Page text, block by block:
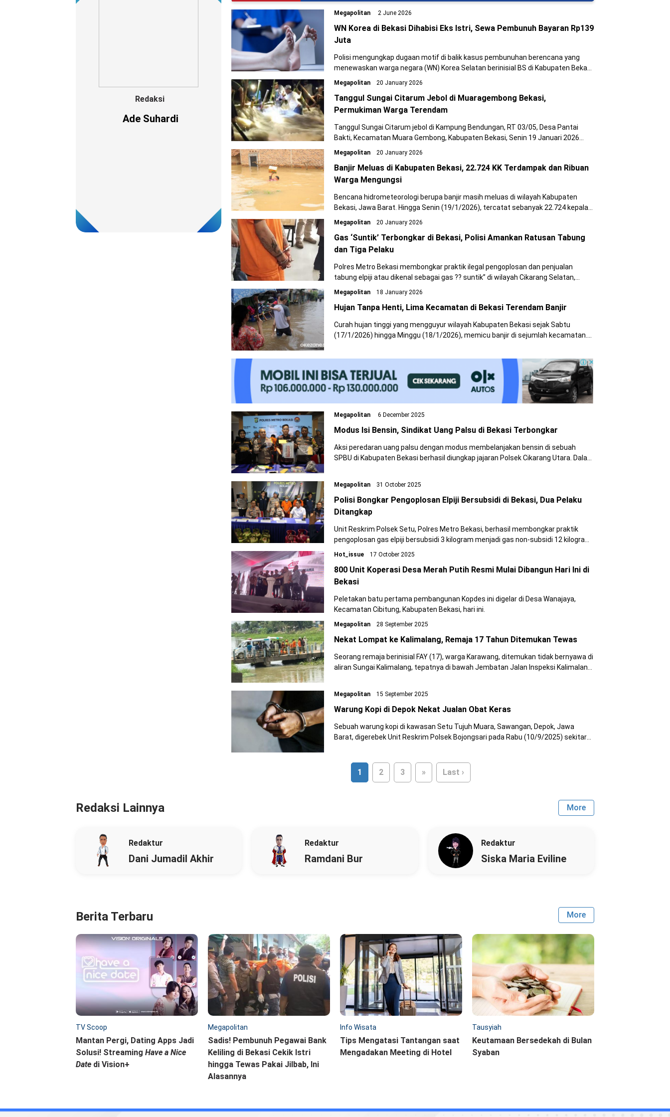
Redaksi
Ade Suhardi
Megapolitan 2 June 2026
WN Korea di Bekasi Dihabisi Eks Istri, Sewa Pembunuh Bayaran Rp139
Juta
Polisi mengungkap dugaan motif di balik kasus pembunuhan berencana yang
menewaskan warga negara (WN) Korea Selatan berinisial BS di Kabupaten Bekasi,
Jawa Barat. Penyidik menduga aksi tersebut dipicu konflik berkepanjangan
antara korban dan mantan istrinya, SJ, yang kini telah ditetapkan tersangka.
Megapolitan 20 January 2026
Tanggul Sungai Citarum Jebol di Muaragembong Bekasi,
Permukiman Warga Terendam
Tanggul Sungai Citarum jebol di Kampung Bendungan, RT 03/05, Desa Pantai
Bakti, Kecamatan Muara Gembong, Kabupaten Bekasi, Senin 19 Januari 2026
Megapolitan 20 January 2026
Banjir Meluas di Kabupaten Bekasi, 22.724 KK Terdampak dan Ribuan
Warga Mengungsi
Bencana hidrometeorologi berupa banjir masih meluas di wilayah Kabupaten
Bekasi, Jawa Barat. Hingga Senin (19/1/2026), tercatat sebanyak 22.724 kepala
keluarga (KK) terdampak banjir, sementara 5.344 jiwa terpaksa mengungsi akibat
genangan air yang merendam permukiman warga.
Megapolitan 20 January 2026
Gas ‘Suntik’ Terbongkar di Bekasi, Polisi Amankan Ratusan Tabung
dan Tiga Pelaku
Polres Metro Bekasi membongkar praktik ilegal pengoplosan dan penjualan
tabung elpiji atau dikenal sebagai gas ?? suntik” di wilayah Cikarang Selatan,
Kabupaten Bekasi. Dalam pengungkapan tersebut, polisi mengamankan tiga
orang pelaku beserta ratusan tabung gas berbagai ukuran.
Megapolitan 18 January 2026
Hujan Tanpa Henti, Lima Kecamatan di Bekasi Terendam Banjir
Curah hujan tinggi yang mengguyur wilayah Kabupaten Bekasi sejak Sabtu
(17/1/2026) hingga Minggu (18/1/2026), memicu banjir di sejumlah kecamatan.
Megapolitan 6 December 2025
Modus Isi Bensin, Sindikat Uang Palsu di Bekasi Terbongkar
Aksi peredaran uang palsu dengan modus membelanjakan bensin di sebuah
SPBU di Kabupaten Bekasi berhasil diungkap jajaran Polsek Cikarang Utara. Dalam
Megapolitan 31 October 2025
Polisi Bongkar Pengoplosan Elpiji Bersubsidi di Bekasi, Dua Pelaku
Ditangkap
Unit Reskrim Polsek Setu, Polres Metro Bekasi, berhasil membongkar praktik
pengoplosan gas elpiji bersubsidi 3 kilogram menjadi gas non-subsidi 12 kilogram.
Dua orang ditangkap dalam kasus ini, yakni WS selaku pemilik usaha dan H
Hot_issue 17 October 2025
800 Unit Koperasi Desa Merah Putih Resmi Mulai Dibangun Hari Ini di
Bekasi
Peletakan batu pertama pembangunan Kopdes ini digelar di Desa Wanajaya,
Kecamatan Cibitung, Kabupaten Bekasi, hari ini.
Megapolitan 28 September 2025
Nekat Lompat ke Kalimalang, Remaja 17 Tahun Ditemukan Tewas
Seorang remaja berinisial FAY (17), warga Karawang, ditemukan tidak bernyawa di
aliran Sungai Kalimalang, tepatnya di bawah Jembatan Jalan Inspeksi Kalimalang,
Megapolitan 15 September 2025
Warung Kopi di Depok Nekat Jualan Obat Keras
Sebuah warung kopi di kawasan Setu Tujuh Muara, Sawangan, Depok, Jawa
Barat, digerebek Unit Reskrim Polsek Bojongsari pada Rabu (10/9/2025) sekitar
1 2 3 » Last ›
Redaksi Lainnya More
Redaktur
Dani Jumadil Akhir
Redaktur
Ramdani Bur
Redaktur
Siska Maria Eviline
Berita Terbaru More
TV Scoop
Mantan Pergi, Dating Apps Jadi
Solusi! Streaming Have a Nice
Date di Vision+
Megapolitan
Sadis! Pembunuh Pegawai Bank
Keliling di Bekasi Cekik Istri
hingga Tewas Pakai Jilbab, Ini
Alasannya
Info Wisata
Tips Mengatasi Tantangan saat
Mengadakan Meeting di Hotel
Tausyiah
Keutamaan Bersedekah di Bulan
Syaban